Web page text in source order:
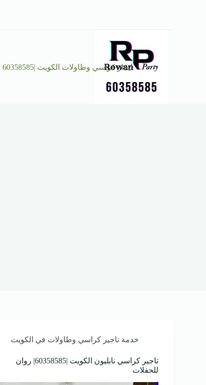
ايجار كراسي وطاولات الكويت |60358585
خدمة تاجير كراسي وطاولات في الكويت
تاجير كراسي نابليون الكويت |60358585| روان
للحفلات